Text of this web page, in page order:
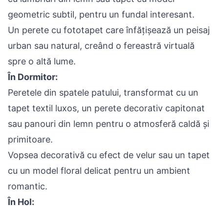
geometric subtil, pentru un fundal interesant.
Un perete cu fototapet care înfățișează un peisaj
urban sau natural, creând o fereastră virtuală
spre o altă lume.
În Dormitor:
Peretele din spatele patului, transformat cu un
tapet textil luxos, un perete decorativ capitonat
sau panouri din lemn pentru o atmosferă caldă și
primitoare.
Vopsea decorativă cu efect de velur sau un tapet
cu un model floral delicat pentru un ambient
romantic.
În Hol: